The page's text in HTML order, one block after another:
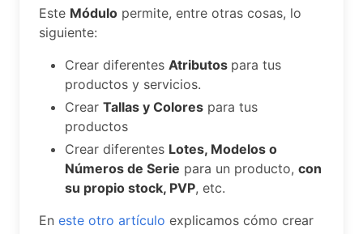
Este Módulo permite, entre otras cosas, lo
siguiente:
Crear diferentes Atributos para tus
productos y servicios.
Crear Tallas y Colores para tus
productos
Crear diferentes Lotes, Modelos o
Números de Serie para un producto, con
su propio stock, PVP, etc.
En este otro artículo explicamos cómo crear